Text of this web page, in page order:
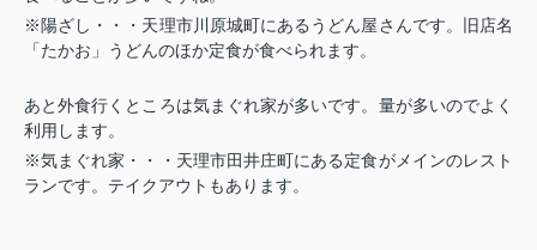
※陽ざし・・・天理市川原城町にあるうどん屋さんです。旧店名
「たかお」うどんのほか定食が食べられます。
あと外食行くところは気まぐれ家が多いです。量が多いのでよく
利用します。
※気まぐれ家・・・天理市田井庄町にある定食がメインのレスト
ランです。テイクアウトもあります。